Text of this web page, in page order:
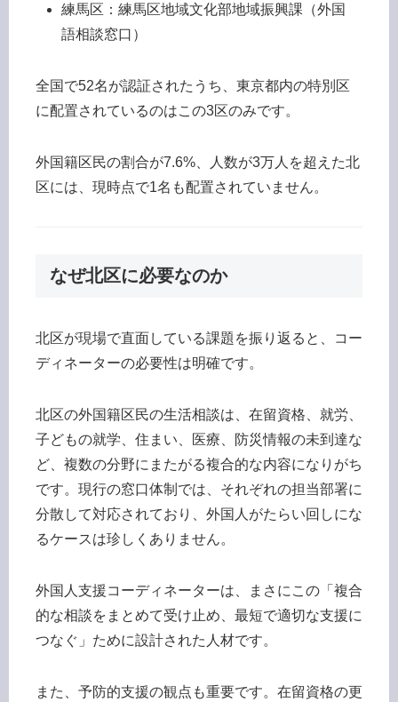
練馬区：練馬区地域文化部地域振興課（外国
語相談窓口）
全国で52名が認証されたうち、東京都内の特別区
に配置されているのはこの3区のみです。
外国籍区民の割合が7.6%、人数が3万人を超えた北
区には、現時点で1名も配置されていません。
なぜ北区に必要なのか
北区が現場で直面している課題を振り返ると、コー
ディネーターの必要性は明確です。
北区の外国籍区民の生活相談は、在留資格、就労、
子どもの就学、住まい、医療、防災情報の未到達な
ど、複数の分野にまたがる複合的な内容になりがち
です。現行の窓口体制では、それぞれの担当部署に
分散して対応されており、外国人がたらい回しにな
るケースは珍しくありません。
外国人支援コーディネーターは、まさにこの「複合
的な相談をまとめて受け止め、最短で適切な支援に
つなぐ」ために設計された人材です。
また、予防的支援の観点も重要です。在留資格の更